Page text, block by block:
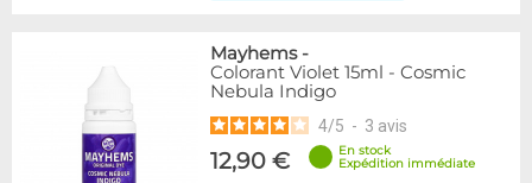
Mayhems-
Colorant Violet 15ml - Cosmic
Nebula Indigo
4/5 - 3 avis
12,90 €
En stock
Expédition immédiate